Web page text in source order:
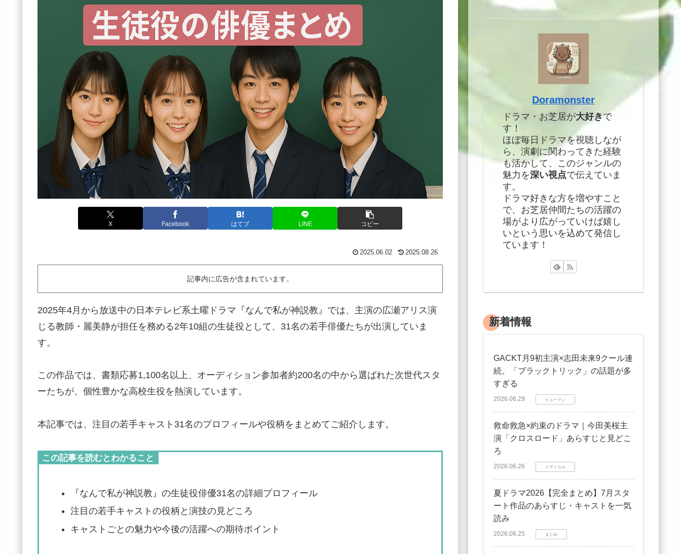
X Facebook はてブ LINE コピー
2025.06.02 2025.08.26
記事内に広告が含まれています。
2025年4月から放送中の日本テレビ系土曜ドラマ『なんで私が神説教』では、主演の広瀬アリス演
じる教師・麗美静が担任を務める2年10組の生徒役として、31名の若手俳優たちが出演していま
す。
この作品では、書類応募1,100名以上、オーディション参加者約200名の中から選ばれた次世代スタ
ーたちが、個性豊かな高校生役を熱演しています。
本記事では、注目の若手キャスト31名のプロフィールや役柄をまとめてご紹介します。
この記事を読むとわかること
『なんで私が神説教』の生徒役俳優31名の詳細プロフィール
注目の若手キャストの役柄と演技の見どころ
キャストごとの魅力や今後の活躍への期待ポイント
Doramonster
ドラマ・お芝居が大好きで
す！
ほぼ毎日ドラマを視聴しなが
ら、演劇に関わってきた経験
も活かして、このジャンルの
魅力を深い視点で伝えていま
す。
ドラマ好きな方を増やすこと
で、お芝居仲間たちの活躍の
場がより広がっていけば嬉し
いという思いを込めて発信し
ています！
新着情報
GACKT月9初主演×志田未来9クール連
続。「ブラックトリック」の話題が多
すぎる
2026.06.29 ヒューマン
救命救急×約束のドラマ｜今田美桜主
演「クロスロード」あらすじと見どこ
ろ
2026.06.26 メディカル
夏ドラマ2026【完全まとめ】7月スタ
ート作品のあらすじ・キャストを一気
読み
2026.06.25 まとめ